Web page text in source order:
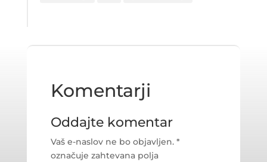
Komentarji
Oddajte komentar
Vaš e-naslov ne bo objavljen. *
označuje zahtevana polja